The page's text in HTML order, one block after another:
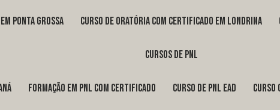
Ponta Grossa curso de oratória com certificado em Londrina
cursos de pnl
formação em pnl com certificado curso de pnl ead